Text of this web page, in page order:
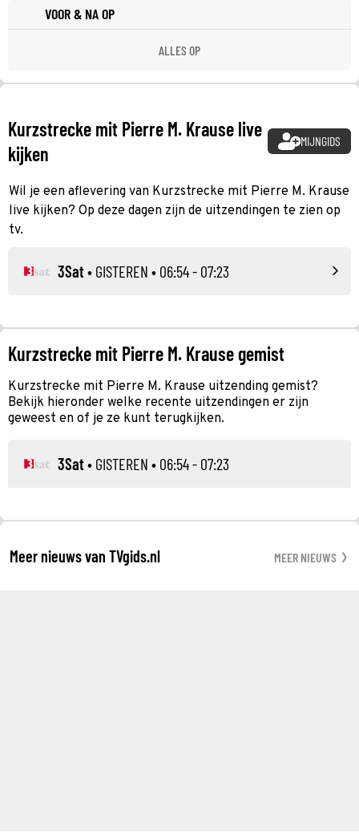
VOOR & NA OP
ALLES OP
Kurzstrecke mit Pierre M. Krause live
kijken
MIJNGIDS
Wil je een aflevering van Kurzstrecke mit Pierre M. Krause
live kijken? Op deze dagen zijn de uitzendingen te zien op
tv.
3Sat• GISTEREN • 06:54 - 07:23
Kurzstrecke mit Pierre M. Krause gemist
Kurzstrecke mit Pierre M. Krause uitzending gemist?
Bekijk hieronder welke recente uitzendingen er zijn
geweest en of je ze kunt terugkijken.
3Sat• GISTEREN • 06:54 - 07:23
Meer nieuws van TVgids.nl MEER NIEUWS